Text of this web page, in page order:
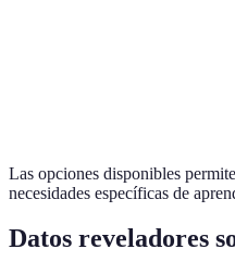
Las opciones disponibles
necesidades específicas de
Datos reveladores